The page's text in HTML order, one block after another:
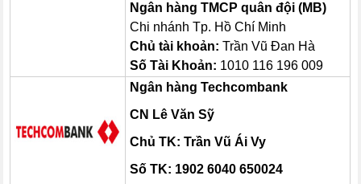
Ngân hàng TMCP quân đội (MB)
Chi nhánh Tp. Hồ Chí Minh
Chủ tài khoản: Trần Vũ Đan Hà
Số Tài Khoản: 1010 116 196 009
Ngân hàng Techcombank
CN Lê Văn Sỹ
Chủ TK: Trần Vũ Ái Vy
Số TK: 1902 6040 650024